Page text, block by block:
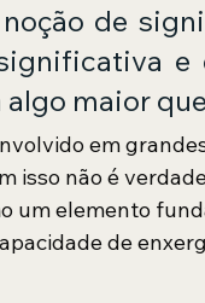
de
e
maior
em
isso não é
um elemento
de